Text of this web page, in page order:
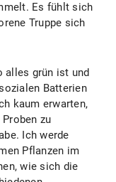
Es fühlt sich
Truppe sich
alles grün ist und
Batterien
kaum erwarten,
zu
Ich werde
Pflanzen im
wie sich die